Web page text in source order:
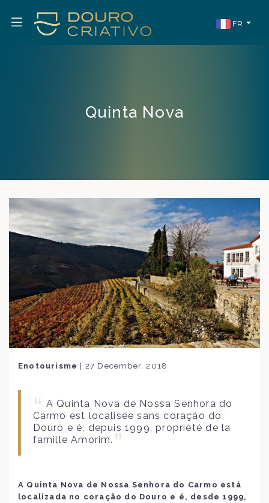
FR
Quinta Nova
Enotourisme | 27 December, 2018
A Quinta Nova de Nossa Senhora do
Carmo est localisée sans coração do
Douro e é, depuis 1999, propriété de la
famille Amorim.
A Quinta Nova de Nossa Senhora do Carmo está
localizada no coração do Douro e é, desde 1999,